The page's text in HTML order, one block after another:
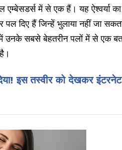
एम्बेसडर्स में से एक हैं। यह ऐश्वर्या
पल दिए हैं जिन्हें भुलाया नहीं जा
उनके सबसे बेहतरीन पलों में से एक
इस तस्वीर को देखकर